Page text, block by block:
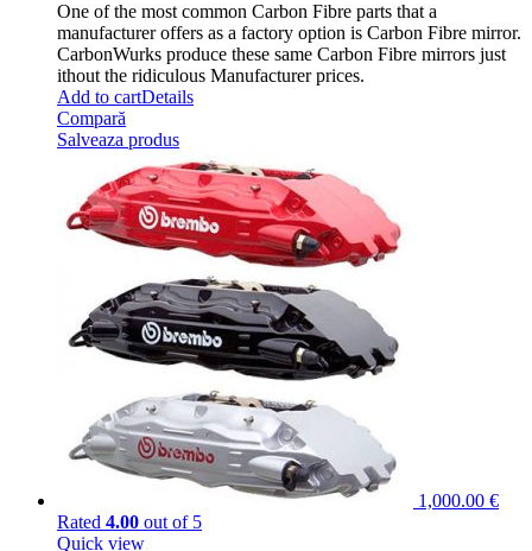
One of the most common Carbon Fibre parts that a
manufacturer offers as a factory option is Carbon Fibre mirror.
CarbonWurks produce these same Carbon Fibre mirrors just
ithout the ridiculous Manufacturer prices.
Add to cartDetails
Compară
Salveaza produs
1,000.00 €
Rated 4.00 out of 5
Quick view